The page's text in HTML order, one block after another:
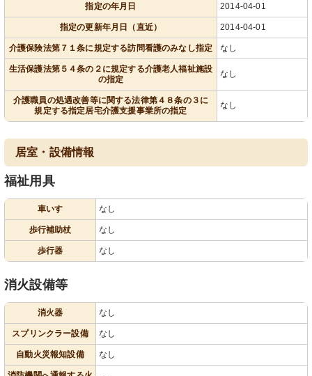
指定の年月日 2014-04-01
指定の更新年月日（直近） 2014-04-01
介護保険法第７１条に規定する訪問看護のみなし指定 なし
生活保護法第５４条の２に規定する介護老人福祉施設
の指定
なし
介護職員の処遇改善等に関する法律第４８条の３に
規定する指定居宅介護支援事業所の指定
なし
居室・設備情報
福祉用具
車いす なし
歩行補助杖 なし
歩行器 なし
消火設備等
消火器 なし
スプリンクラー設備 なし
自動火災報知設備 なし